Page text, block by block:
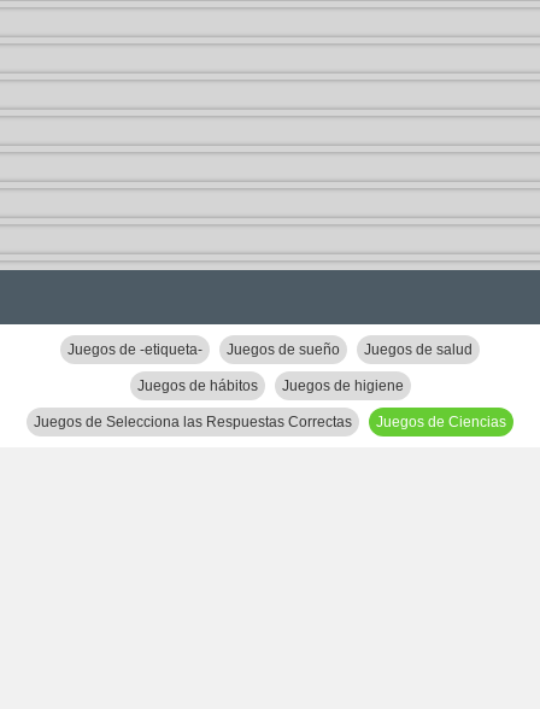
Juegos de -etiqueta- Juegos de sueño Juegos de salud
Juegos de hábitos Juegos de higiene
Juegos de Selecciona las Respuestas Correctas Juegos de Ciencias